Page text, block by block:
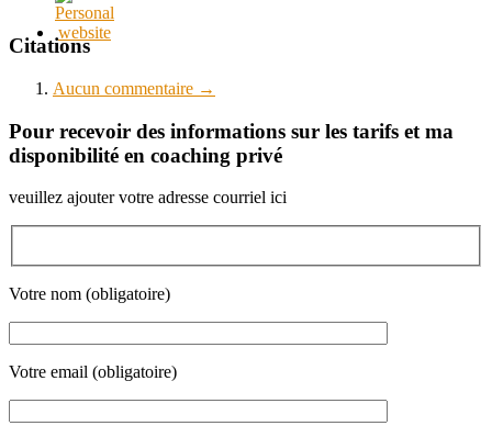
Citations
Aucun commentaire →
Pour recevoir des informations sur les tarifs et ma
disponibilité en coaching privé
veuillez ajouter votre adresse courriel ici
Votre nom (obligatoire)
Votre email (obligatoire)